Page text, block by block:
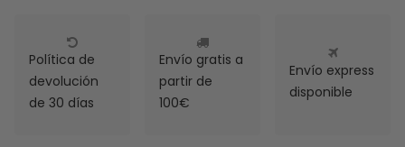
Política de
devolución
de 30 días
Envío gratis a
partir de
100€
Envío express
disponible